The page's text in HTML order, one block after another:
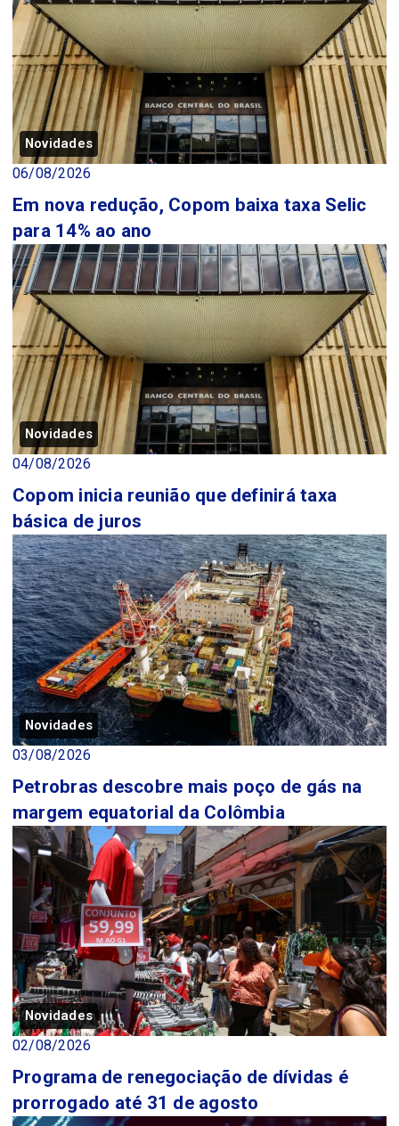
Novidades
06/08/2026
Em nova redução, Copom baixa taxa Selic
para 14% ao ano
Novidades
04/08/2026
Copom inicia reunião que definirá taxa
básica de juros
Novidades
03/08/2026
Petrobras descobre mais poço de gás na
margem equatorial da Colômbia
Novidades
02/08/2026
Programa de renegociação de dívidas é
prorrogado até 31 de agosto